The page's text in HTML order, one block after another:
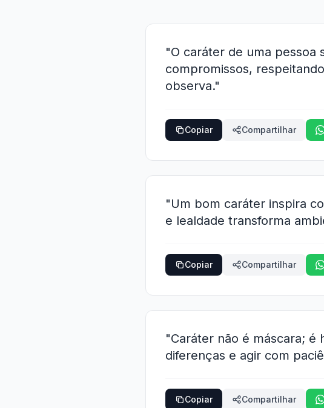
"O caráter de uma pessoa
compromissos,
observa."
Copiar Compartilhar
"Um bom caráter inspira
e lealdade transforma
Copiar Compartilhar
"Caráter não é máscara;
diferenças e agir com
Copiar Compartilhar